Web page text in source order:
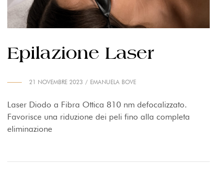
MEETING &
RISERVATA
Epilazione Laser
21 NOVEMBRE 2023 EMANUELA BOVE
Laser Diodo a Fibra Ottica 810 nm defocalizzato.
Favorisce una riduzione dei peli fino alla completa
eliminazione